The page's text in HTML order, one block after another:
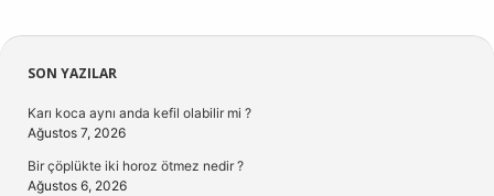
Sidebar
SON YAZILAR
Karı koca aynı anda kefil olabilir mi ?
Ağustos 7, 2026
Bir çöplükte iki horoz ötmez nedir ?
Ağustos 6, 2026